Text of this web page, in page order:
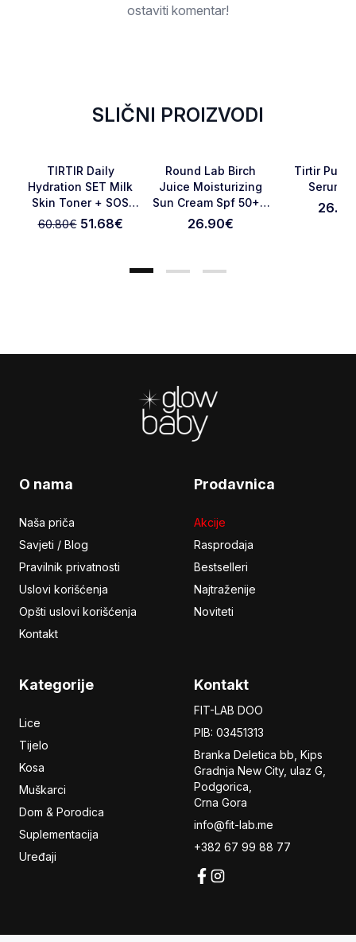
Pošaljite pregled
ostaviti komentar!
SLIČNI PROIZVODI
Favorite
TIRTIR Daily
Hydration SET Milk
Skin Toner + SOS
Serum
60.80€ 51.68€
Favorite
Round Lab Birch
Juice Moisturizing
Sun Cream Spf 50+ -
50 Ml
26.90€
Tirtir Pure
Serum
26.90
O nama
Naša priča
Savjeti / Blog
Pravilnik privatnosti
Uslovi korišćenja
Opšti uslovi korišćenja
Kontakt
Prodavnica
Akcije
Rasprodaja
Bestselleri
Najtraženije
Noviteti
Kategorije
Lice
Tijelo
Kosa
Muškarci
Dom & Porodica
Suplementacija
Uređaji
Kontakt
FIT-LAB DOO
PIB: 03451313
Branka Deletica bb, Kips
Gradnja New City, ulaz G,
Podgorica,
Crna Gora
info@fit-lab.me
+382 67 99 88 77